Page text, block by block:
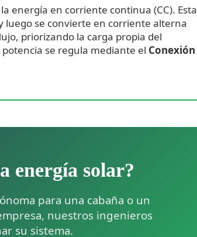
energía en corriente continua (CC). Esta
luego se convierte en corriente alterna
priorizando la carga propia del
se regula mediante el Conexión
energía solar?
para una cabaña o un
nuestros ingenieros
su sistema.